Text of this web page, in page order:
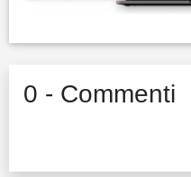
0 - Commenti